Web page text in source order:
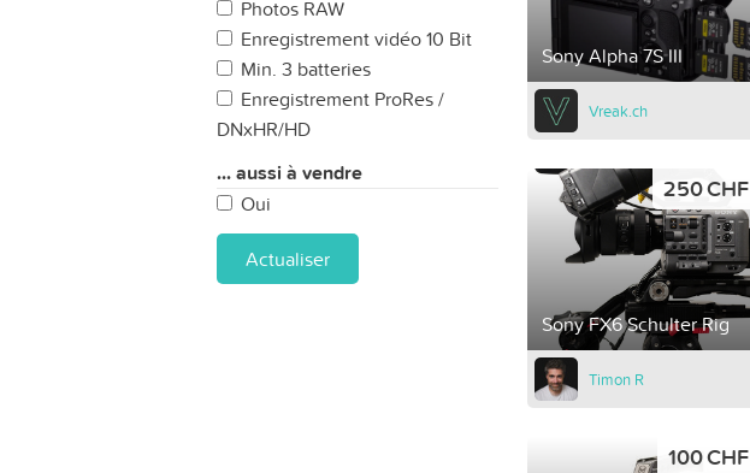
Photos RAW
Enregistrement vidéo 10 Bit
Min. 3 batteries
Enregistrement ProRes /
DNxHR/HD
... aussi à vendre
Oui
Actualiser
Sony Alpha 7S III
Vreak.ch
Sony FX6 Schulter Rig
250 CHF
Timon R
100 CHF